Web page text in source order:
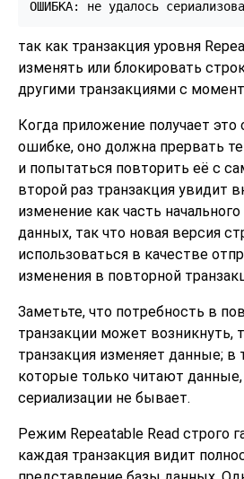
так как транзакция уровня
изменять или блокировать
другими транзакциями с
Когда приложение получает
ошибке, оно должна прервать
и попытаться повторить её с
второй раз транзакция увидит
изменение как часть
данных, так что новая версия
использоваться в качестве
изменения в повторной
Заметьте, что потребность в
транзакции может возникнуть,
транзакция изменяет данные; в
которые только читают
сериализации не бывает.
Режим Repeatable Read строго
каждая транзакция видит